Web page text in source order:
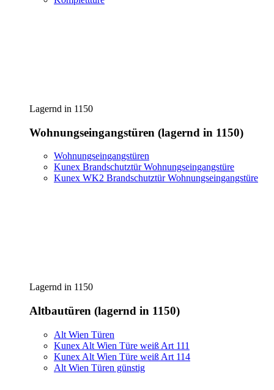
Lagernd in 1150
Wohnungseingangstüren (lagernd in 1150)
Wohnungseingangstüren
Kunex Brandschutztür Wohnungseingangstüre
Kunex WK2 Brandschutztür Wohnungseingangstüre
Lagernd in 1150
Altbautüren (lagernd in 1150)
Alt Wien Türen
Kunex Alt Wien Türe weiß Art 111
Kunex Alt Wien Türe weiß Art 114
Alt Wien Türen günstig